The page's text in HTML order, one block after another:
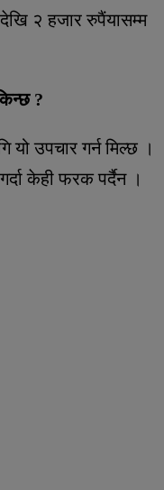
२ हजार रुपैंयासम्म
?
यो उपचार गर्न मिल्छ ।
केही फरक पर्दैन ।